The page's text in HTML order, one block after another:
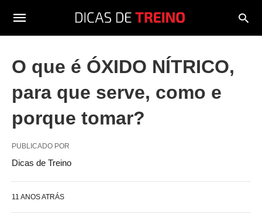
O que é ÓXIDO NÍTRICO,
para que serve, como e
porque tomar?
PUBLICADO POR
Dicas de Treino
11 ANOS ATRÁS